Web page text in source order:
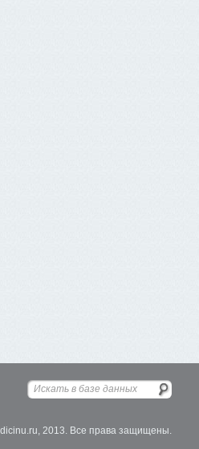
2013. Все права защищены.